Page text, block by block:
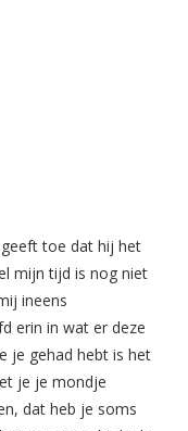
toe dat hij het
mijn tijd is nog niet
ineens
erin in wat er deze
je gehad hebt is het
je je mondje
dat heb je soms